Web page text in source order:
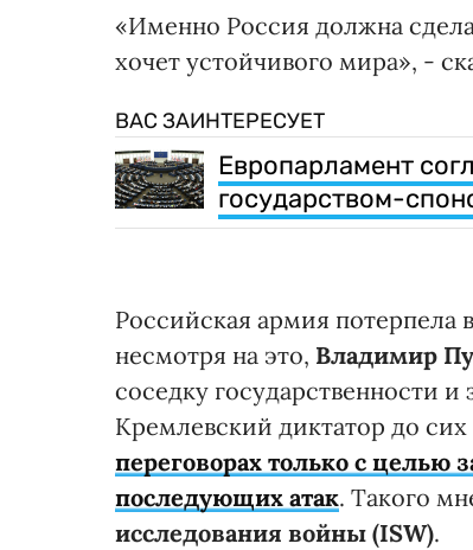
«Именно Россия должна
хочет устойчивого мира», -
ВАС ЗАИНТЕРЕСУЕТ
Европарламент
государством-
Российская армия потерпела
несмотря на это, Владимир
соседку государственности
Кремлевский диктатор до
переговорах только с целью
последующих атак. Такого
исследования войны (ISW).